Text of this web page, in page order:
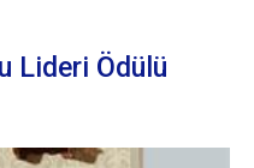
Lideri Ödülü